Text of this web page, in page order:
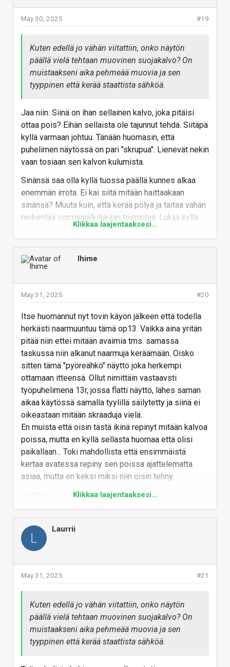
#19
May 30, 2025
Kuten edellä jo vähän viitattiin, onko näytön
päällä vielä tehtaan muovinen suojakalvo? On
muistaakseni aika pehmeää muovia ja sen
tyyppinen että kerää staattista sähköä.
Jaa niin. Siinä on ihan sellainen kalvo, joka pitäisi
ottaa pois? Eihän sellaista ole tajunnut tehdä. Siitäpä
kyllä varmaan johtuu. Tänään huomasin, että
puhelimen näytössä on pari "skrupua". Lienevät nekin
vaan tosiaan sen kalvon kulumista.
Sinänsä saa olla kyllä tuossa päällä kunnes alkaa
enemmän irrota. Ei kai siitä mitään haittaakaan
sinänsä? Muuta kuin, että kerää pölyä ja taitaa vähän
heikentää sormenjälkilukijan toimintaa. Lukija kyllä
toimii, mutta vähän sitäkin ihmetellyt, että ei
mitenkään kauhean paljon kummemmin kuin
vanhassa 8T:ssä. Varmaan paranisi, kun ottaisi
kalvon pois
Heh, kaikki on aina uutta ja ihmeellistä, kun n. 4
vuoden välein vaihtaa luuria ja alkaa muistelemaan,
Siinähän voisi olla vaikka pienimuotoisen io-tech
opasvideon paikka (jos vaikka naittaa kaupalliseksi
yhteistyöksi jonkun valmistajan kanssa), että mitä
kaikkea olisi hyvä tajuta tehdä, kun ottaa uuden
puhelimen käyttöön ja siirtää vanhasta sinne asiat
(vai joko semmoinen video oli olemassa)?
Vastaa
Klikkaa laajentaaksesi...
Ihime
#20
May 31, 2025
Itse huomannut nyt tovin käyön jälkeen että todella
herkästi naarmuuntuu tämä op13. Vaikka aina yritän
pitää niin ettei mitään avaimia tms. samassa
taskussa niin alkanut naarmuja keräämään. Oisko
sitten tämä "pyöreähkö" näyttö joka herkempi
ottamaan itteensä. Ollut nimittäin vastaavsti
työpuhelimena 13r, jossa flatti näyttö, lähes saman
aikaa käytössä samalla tyylillä säilytetty ja siinä ei
oikeastaan mitään skraaduja vielä.
En muista että oisin tästä ikinä repinyt mitään kalvoa
poissa, mutta en kyllä sellasta huomaa että olisi
paikallaan... Toki mahdollista että ensimmäistä
kertaa avatessa repiny sen poissa ajattelematta
asiaa, mutta en keksi miksi niin oisin tehny.
Klikkaa laajentaaksesi...
L
Laurrii
#21
May 31, 2025
Kuten edellä jo vähän viitattiin, onko näytön
päällä vielä tehtaan muovinen suojakalvo? On
muistaakseni aika pehmeää muovia ja sen
tyyppinen että kerää staattista sähköä.